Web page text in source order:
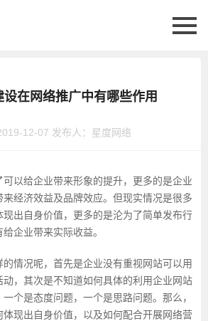
在网络推广中有哪些作用
12-07 发布人：星度网络
给企业带来形象的提升，更多的是企业
经济效益及品牌效应。但现实情况是很多
出自身价值，更多的是沦为了简单发布行
企业带来实际收益。
况呢，首先是企业没有重视网站可以用
，其次是不知道如何具体的利用企业网站
个是态度问题，一个是思路问题。那么，
现出自身价值，以及如何配合开展网络营